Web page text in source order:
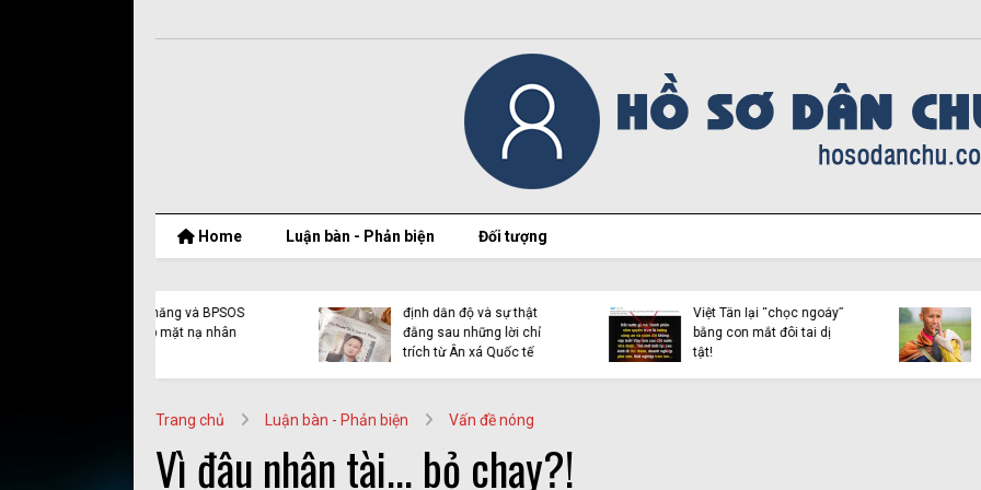
Home Luận bàn - Phản biện Đối tượng
định dẫn độ và sự thật
đằng sau những lời chỉ
trích từ Ân xá Quốc tế
Việt Tân lại “chọc ngoáy”
bằng con mắt đôi tai dị
Tuệ và những luận điệu
dụng tôn giáo trên
Trang chủ Luận bàn - Phản biện Vấn đề nóng
Vì đâu nhân tài... bỏ chạy?!